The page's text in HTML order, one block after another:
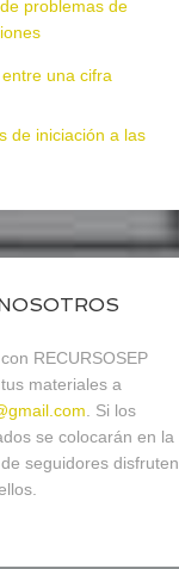
problemas de
una cifra
de iniciación a las
RECURSOSEP
materiales a
. Si los
se colocarán en la
seguidores disfruten